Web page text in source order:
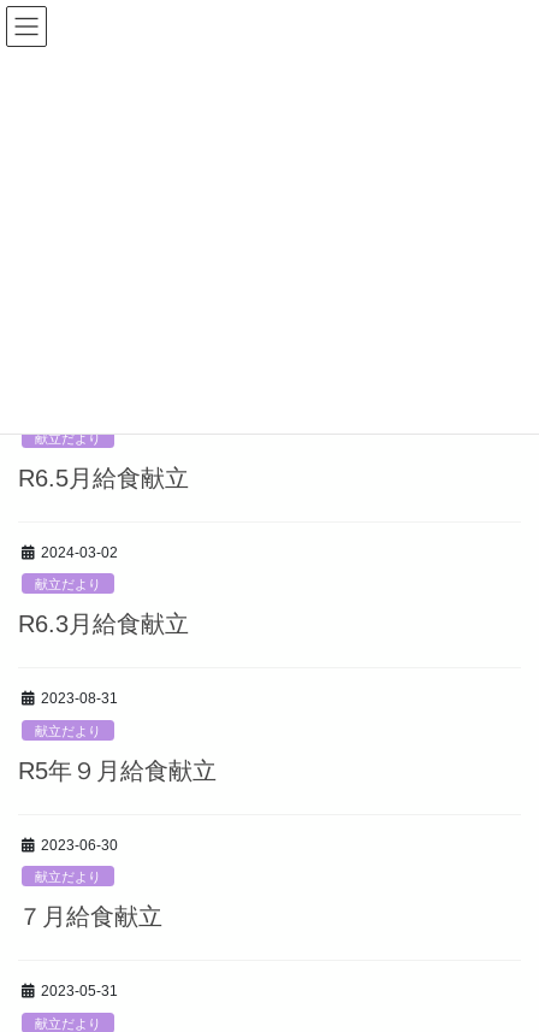
コ
ン
ナ
ビ
献立だより
R6.5月給食献立
2024-03-02
献立だより
R6.3月給食献立
2023-08-31
献立だより
R5年９月給食献立
2023-06-30
献立だより
７月給食献立
2023-05-31
献立だより